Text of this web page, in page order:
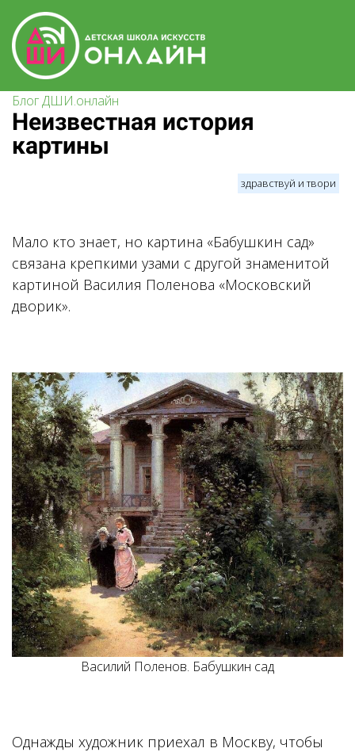
Блог ДШИ.онлайн
Неизвестная история
картины
здравствуй и твори
Мало кто знает, но картина «Бабушкин сад»
связана крепкими узами с другой знаменитой
картиной Василия Поленова «Московский
дворик».
Василий Поленов. Бабушкин сад
Однажды художник приехал в Москву, чтобы